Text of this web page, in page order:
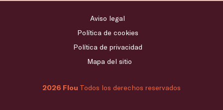
2026 Flou Todos los derechos reservados
Aviso legal
Política de cookies
Política de privacidad
Mapa del sitio